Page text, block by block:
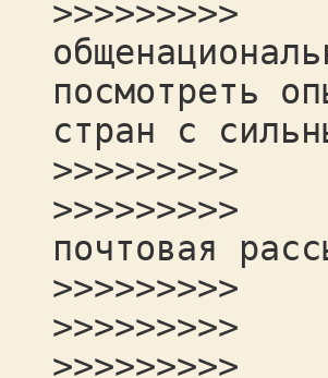
>>>>>>>>>
посмотреть
стран с
>>>>>>>>>
>>>>>>>>>
почтовая
>>>>>>>>>
>>>>>>>>>